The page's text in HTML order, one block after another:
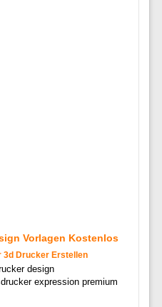
Vorlagen Kostenlos
3d Drucker Erstellen
design
expression premium